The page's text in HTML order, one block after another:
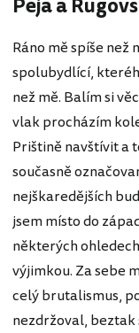
Peja a
Ráno mě spíše
spolubydlící,
než mě. Balím si
vlak procházím
Prištině navštívit a
současně
nejškaredějších
jsem místo do
některých
výjimkou. Za sebe
celý brutalismus,
nezdržoval, beztak